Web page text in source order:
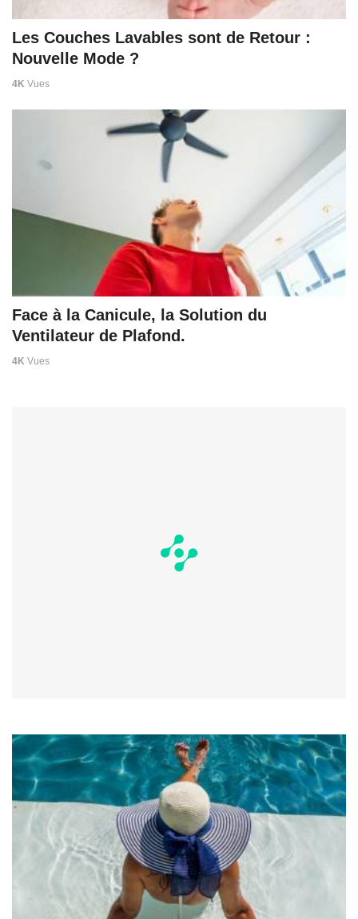
Les Couches Lavables sont de Retour :
Nouvelle Mode ?
4K Vues
Face à la Canicule, la Solution du
Ventilateur de Plafond.
4K Vues